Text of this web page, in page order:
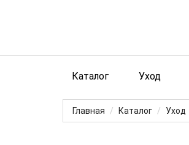
Каталог Уход
Главная Каталог Уход